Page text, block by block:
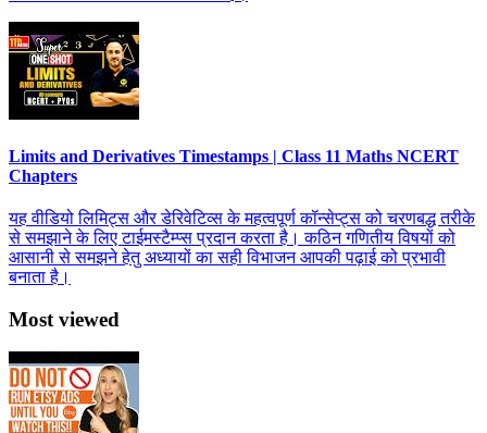
Limits and Derivatives Timestamps | Class 11 Maths NCERT
Chapters
यह वीडियो लिमिट्स और डेरिवेटिव्स के महत्वपूर्ण कॉन्सेप्ट्स को चरणबद्ध तरीके
से समझाने के लिए टाईमस्टैम्प्स प्रदान करता है। कठिन गणितीय विषयों को
आसानी से समझने हेतु अध्यायों का सही विभाजन आपकी पढ़ाई को प्रभावी
बनाता है।
Most viewed